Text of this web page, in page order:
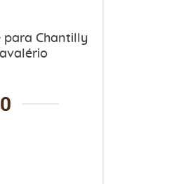
para Chantilly